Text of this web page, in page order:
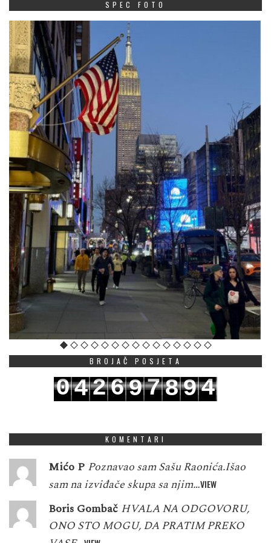
SPEC FOTO
BROJAČ POSJETA
042697894
KOMENTARI
Mićo P Poznavao sam Sašu Raonića.Išao
sam na izviđače skupa sa njim…VIEW
Boris Gombač HVALA NA ODGOVORU,
ONO STO MOGU, DA PRATIM PREKO